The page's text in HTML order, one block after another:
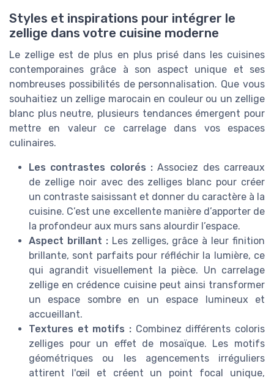
Styles et inspirations pour intégrer le
zellige dans votre cuisine moderne
Le zellige est de plus en plus prisé dans les cuisines
contemporaines grâce à son aspect unique et ses
nombreuses possibilités de personnalisation. Que vous
souhaitiez un zellige marocain en couleur ou un zellige
blanc plus neutre, plusieurs tendances émergent pour
mettre en valeur ce carrelage dans vos espaces
culinaires.
Les contrastes colorés : Associez des carreaux
de zellige noir avec des zelliges blanc pour créer
un contraste saisissant et donner du caractère à la
cuisine. C’est une excellente manière d’apporter de
la profondeur aux murs sans alourdir l’espace.
Aspect brillant :Les zelliges, grâce à leur finition
brillante, sont parfaits pour réfléchir la lumière, ce
qui agrandit visuellement la pièce. Un carrelage
zellige en crédence cuisine peut ainsi transformer
un espace sombre en un espace lumineux et
accueillant.
Textures et motifs : Combinez différents coloris
zelliges pour un effet de mosaïque. Les motifs
géométriques ou les agencements irréguliers
attirent l'œil et créent un point focal unique,